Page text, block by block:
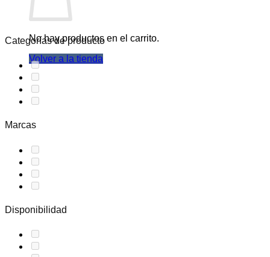
No hay productos en el carrito.
Volver a la tienda
Categorías de producto
Marcas
Disponibilidad